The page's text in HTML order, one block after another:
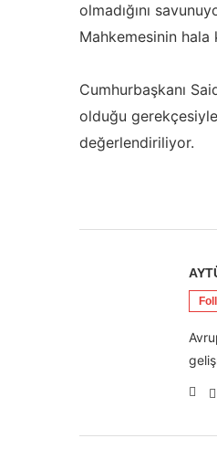
olmadığını
Mahkemesinin hala
Cumhurbaşkanı
olduğu
değerlendiriliyor.